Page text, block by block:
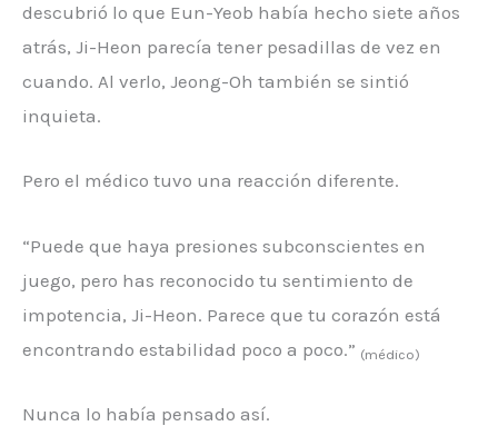
descubrió lo que Eun-Yeob había hecho siete años
atrás, Ji-Heon parecía tener pesadillas de vez en
cuando. Al verlo, Jeong-Oh también se sintió
inquieta.
Pero el médico tuvo una reacción diferente.
“Puede que haya presiones subconscientes en
juego, pero has reconocido tu sentimiento de
impotencia, Ji-Heon. Parece que tu corazón está
encontrando estabilidad poco a poco.” (médico)
Nunca lo había pensado así.